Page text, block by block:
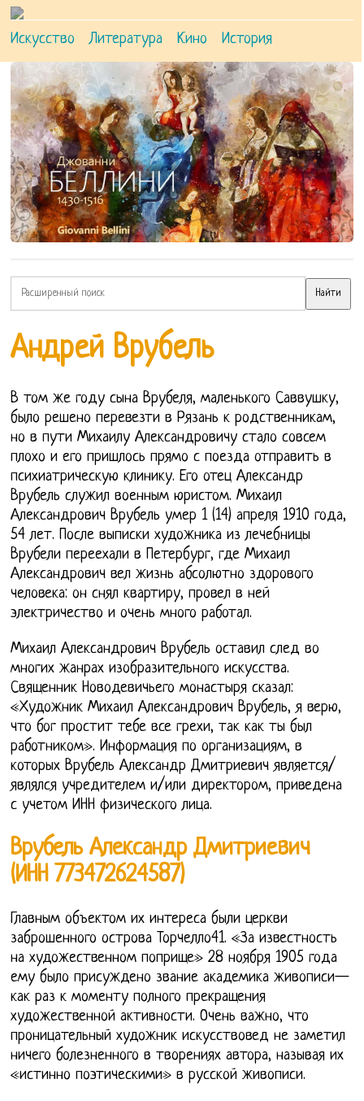
Искусство Литература Кино История
Андрей Врубель
В том же году сына Врубеля, маленького Саввушку,
было решено перевезти в Рязань к родственникам,
но в пути Михаилу Александровичу стало совсем
плохо и его пришлось прямо с поезда отправить в
психиатрическую клинику. Его отец Александр
Врубель служил военным юристом. Михаил
Александрович Врубель умер 1 (14) апреля 1910 года,
54 лет. После выписки художника из лечебницы
Врубели переехали в Петербург, где Михаил
Александрович вел жизнь абсолютно здорового
человека: он снял квартиру, провел в ней
электричество и очень много работал.
Михаил Александрович Врубель оставил след во
многих жанрах изобразительного искусства.
Священник Новодевичьего монастыря сказал:
«Художник Михаил Александрович Врубель, я верю,
что бог простит тебе все грехи, так как ты был
работником». Информация по организациям, в
которых Врубель Александр Дмитриевич является/
являлся учредителем и/или директором, приведена
с учетом ИНН физического лица.
Врубель Александр Дмитриевич
(ИНН 773472624587)
Главным объектом их интереса были церкви
заброшенного острова Торчелло41. «За известность
на художественном поприще» 28 ноября 1905 года
ему было присуждено звание академика живописи—
как раз к моменту полного прекращения
художественной активности. Очень важно, что
проницательный художник искусствовед не заметил
ничего болезненного в творениях автора, называя их
«истинно поэтическими» в русской живописи.